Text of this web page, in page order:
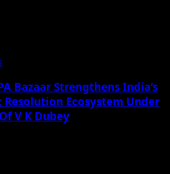
Bazaar Strengthens India’s
Resolution Ecosystem Under
V K Dubey